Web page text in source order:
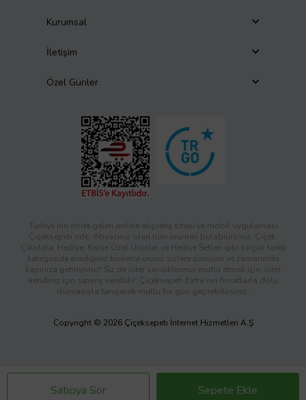
Satıcıya Sor Sepete Ekle
Kurumsal
İletişim
Özel Günler
Türkiye’nin önde gelen online alışveriş sitesi ve mobil uygulaması
Çiçeksepeti’nde, ihtiyacınız olan tüm ürünleri bulabilirsiniz. Çiçek,
Çikolata, Hediye, Kişiye Özel Ürünler ve Hediye Setleri gibi birçok farklı
kategoride aradığınız binlerce ürünü sizlere sunuyor ve zamanında
kapınıza getiriyoruz! Siz de ister sevdiklerinizi mutlu etmek için, ister
kendiniz için sipariş verebilir; Çiçeksepeti Extra’nın fırsatlarla dolu
dünyasıyla tanışarak mutlu bir gün geçirebilirsiniz.
Copyright © 2026 Çiçeksepeti İnternet Hizmetleri A.Ş